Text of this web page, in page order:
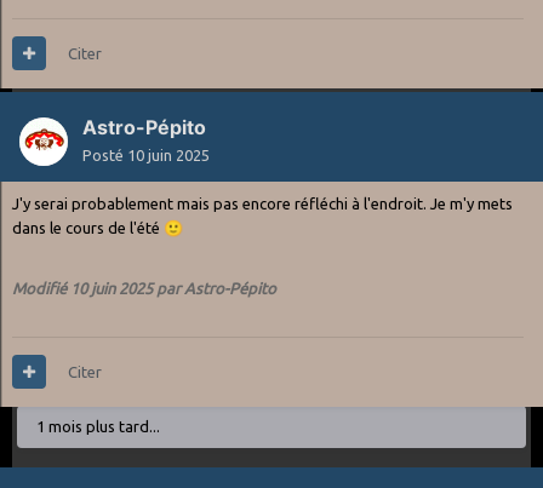
Citer
Astro-Pépito
Posté 10 juin 2025
J'y serai probablement mais pas encore réfléchi à l'endroit. Je m'y mets
dans le cours de l'été 🙂
Modifié 10 juin 2025par Astro-Pépito
Citer
1 mois plus tard...